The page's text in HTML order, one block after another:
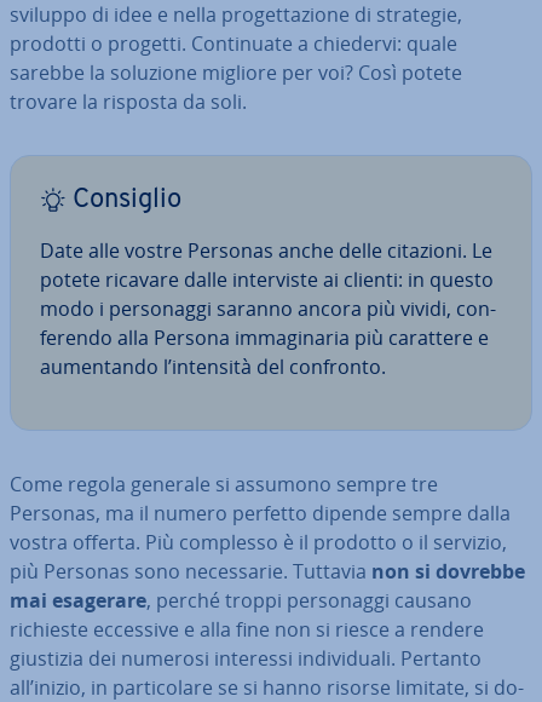
sviluppo di idee e nella pro­get­ta­zio­ne di strategie,
prodotti o progetti. Con­ti­nua­te a chiedervi: quale
sarebbe la soluzione migliore per voi? Così potete
trovare la risposta da soli.
Consiglio
Date alle vostre Personas anche delle citazioni. Le
potete ricavare dalle in­ter­vi­ste ai clienti: in questo
modo i per­so­nag­gi saranno ancora più vividi, con­
fe­ren­do alla Persona im­ma­gi­na­ria più carattere e
au­men­tan­do l’intensità del confronto.
Come regola generale si assumono sempre tre
Personas, ma il numero perfetto dipende sempre dalla
vostra offerta. Più complesso è il prodotto o il servizio,
più Personas sono ne­ces­sa­rie. Tuttavia non si dovrebbe
mai esagerare, perché troppi per­so­nag­gi causano
richieste eccessive e alla fine non si riesce a rendere
giustizia dei numerosi interessi in­di­vi­dua­li. Pertanto
all’inizio, in par­ti­co­la­re se si hanno risorse limitate, si do­